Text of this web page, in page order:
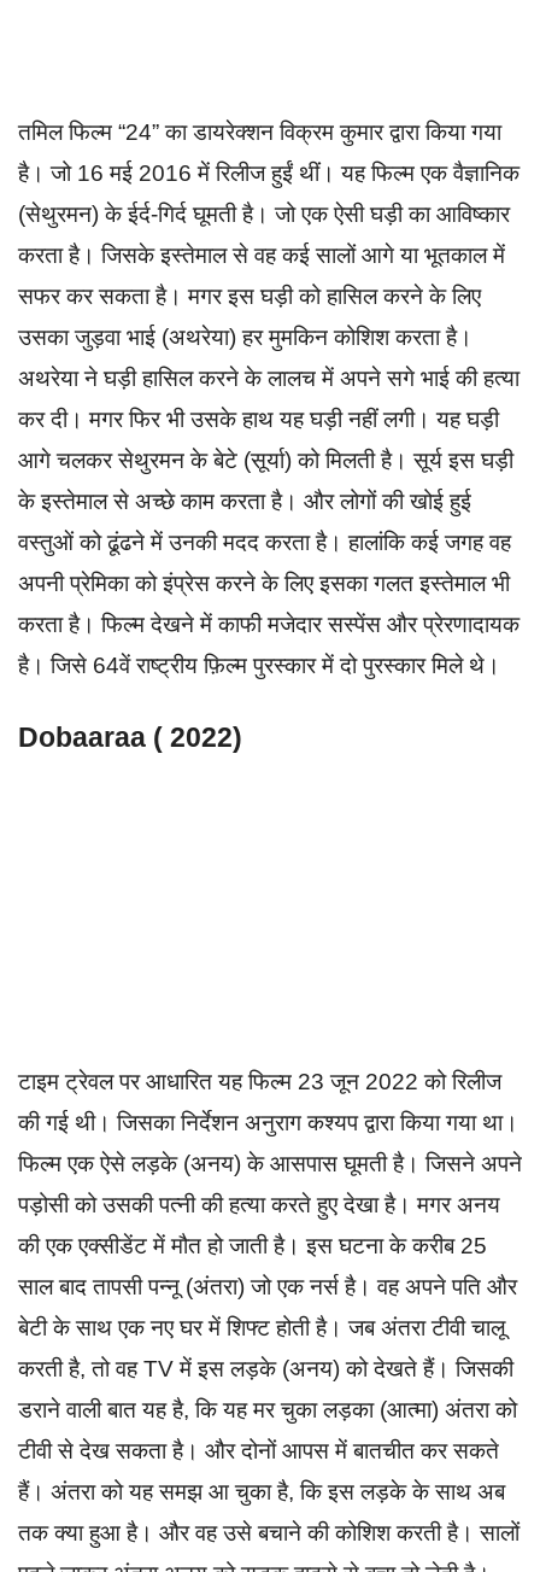
तमिल फिल्म “24” का डायरेक्शन विक्रम कुमार द्वारा किया गया
है। जो 16 मई 2016 में रिलीज हुईं थीं। यह फिल्म एक वैज्ञानिक
(सेथुरमन) के ईर्द-गिर्द घूमती है। जो एक ऐसी घड़ी का आविष्कार
करता है। जिसके इस्तेमाल से वह कई सालों आगे या भूतकाल में
सफर कर सकता है। मगर इस घड़ी को हासिल करने के लिए
उसका जुड़वा भाई (अथरेया) हर मुमकिन कोशिश करता है।
अथरेया ने घड़ी हासिल करने के लालच में अपने सगे भाई की हत्या
कर दी। मगर फिर भी उसके हाथ यह घड़ी नहीं लगी। यह घड़ी
आगे चलकर सेथुरमन के बेटे (सूर्या) को मिलती है। सूर्य इस घड़ी
के इस्तेमाल से अच्छे काम करता है। और लोगों की खोई हुई
वस्तुओं को ढूंढने में उनकी मदद करता है। हालांकि कई जगह वह
अपनी प्रेमिका को इंप्रेस करने के लिए इसका गलत इस्तेमाल भी
करता है। फिल्म देखने में काफी मजेदार सस्पेंस और प्रेरणादायक
है। जिसे 64वें राष्ट्रीय फ़िल्म पुरस्कार में दो पुरस्कार मिले थे।
Dobaaraa ( 2022)
टाइम ट्रेवल पर आधारित यह फिल्म 23 जून 2022 को रिलीज
की गई थी। जिसका निर्देशन अनुराग कश्यप द्वारा किया गया था।
फिल्म एक ऐसे लड़के (अनय) के आसपास घूमती है। जिसने अपने
पड़ोसी को उसकी पत्नी की हत्या करते हुए देखा है। मगर अनय
की एक एक्सीडेंट में मौत हो जाती है। इस घटना के करीब 25
साल बाद तापसी पन्नू (अंतरा) जो एक नर्स है। वह अपने पति और
बेटी के साथ एक नए घर में शिफ्ट होती है। जब अंतरा टीवी चालू
करती है, तो वह TV में इस लड़के (अनय) को देखते हैं। जिसकी
डराने वाली बात यह है, कि यह मर चुका लड़का (आत्मा) अंतरा को
टीवी से देख सकता है। और दोनों आपस में बातचीत कर सकते
हैं। अंतरा को यह समझ आ चुका है, कि इस लड़के के साथ अब
तक क्या हुआ है। और वह उसे बचाने की कोशिश करती है। सालों